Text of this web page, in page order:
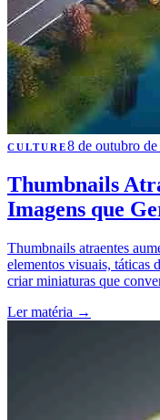
CULTURE8 de outubro
Thumbnails
Imagens que
Thumbnails atraentes
elementos visuais, táticas
criar miniaturas que
Ler matéria →